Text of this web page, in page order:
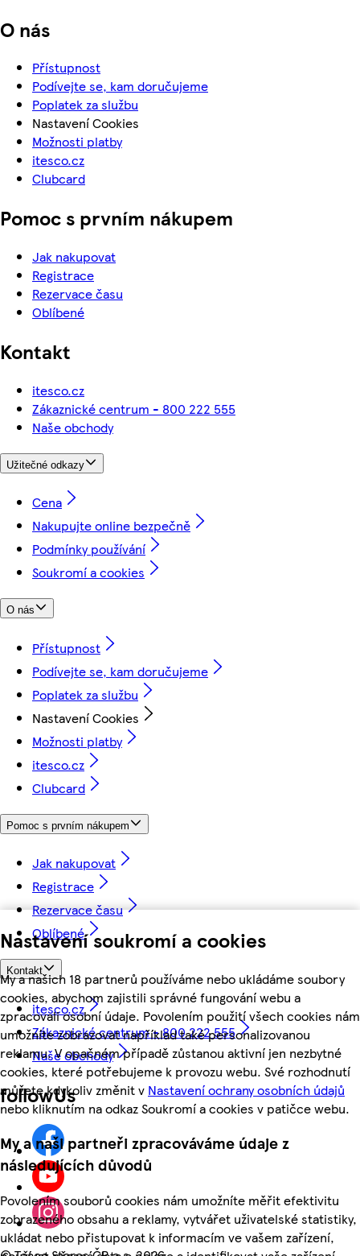
Nastavení soukromí a cookies
My a našich 18 partnerů používáme nebo ukládáme soubory
cookies, abychom zajistili správné fungování webu a
zpracovali osobní údaje. Povolením použití všech cookies nám
umožníte zobrazovat například také personalizovanou
reklamu. V opačném případě zůstanou aktivní jen nezbytné
cookies, které potřebujeme k provozu webu. Své rozhodnutí
můžete kdykoliv změnit v Nastavení ochrany osobních údajů
nebo kliknutím na odkaz Soukromí a cookies v patičce webu.
My a naši partneři zpracováváme údaje z
následujících důvodů
Povolením souborů cookies nám umožníte měřit efektivitu
zobrazeného obsahu a reklamy, vytvářet uživatelské statistiky,
ukládat nebo přistupovat k informacím ve vašem zařízení,
O nás
Přístupnost
Podívejte se, kam doručujeme
Poplatek za službu
Nastavení Cookies
Možnosti platby
itesco.cz
Clubcard
Pomoc s prvním nákupem
Jak nakupovat
Registrace
Rezervace času
Oblíbené
Kontakt
itesco.cz
Zákaznické centrum - 800 222 555
Naše obchody
Užitečné odkazy
Cena
Nakupujte online bezpečně
Podmínky používání
Soukromí a cookies
O nás
Přístupnost
Podívejte se, kam doručujeme
Poplatek za službu
Nastavení Cookies
Možnosti platby
itesco.cz
Clubcard
Pomoc s prvním nákupem
Jak nakupovat
Registrace
Rezervace času
Oblíbené
Kontakt
itesco.cz
Zákaznické centrum - 800 222 555
Naše obchody
followUs